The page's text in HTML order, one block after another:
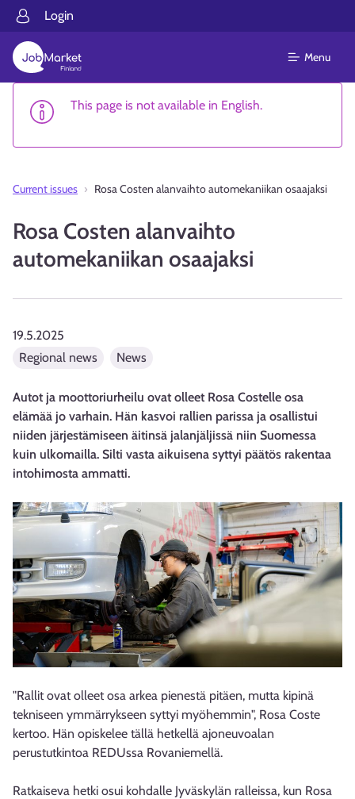
Login
Menu
This page is not available in English.
Current issues Rosa Costen alanvaihto automekaniikan osaajaksi
Rosa Costen alanvaihto
automekaniikan osaajaksi
19.5.2025
Regional news
News
Autot ja moottoriurheilu ovat olleet Rosa Costelle osa
elämää jo varhain. Hän kasvoi rallien parissa ja osallistui
niiden järjestämiseen äitinsä jalanjäljissä niin Suomessa
kuin ulkomailla. Silti vasta aikuisena syttyi päätös rakentaa
intohimosta ammatti.
"Rallit ovat olleet osa arkea pienestä pitäen, mutta kipinä
tekniseen ymmärrykseen syttyi myöhemmin", Rosa Coste
kertoo. Hän opiskelee tällä hetkellä ajoneuvoalan
perustutkintoa REDUssa Rovaniemellä.
Ratkaiseva hetki osui kohdalle Jyväskylän ralleissa, kun Rosa